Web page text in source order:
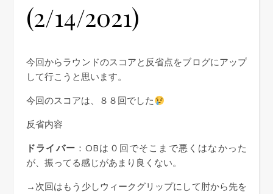
(2/14/2021)
今回からラウンドのスコアと反省点をブログにアップ
して行こうと思います。
今回のスコアは、８８回でした
反省内容
ドライバー ：OBは０回でそこまで悪くはなかった
が、振ってる感じがあまり良くない。
→次回はもう少しウィークグリップにして肘から先を